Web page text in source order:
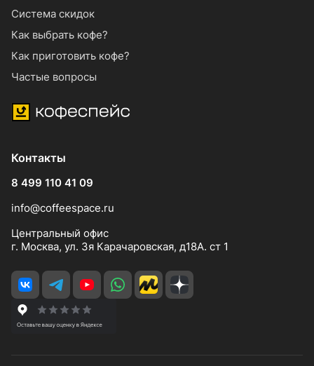
Система скидок
Как выбрать кофе?
Как приготовить кофе?
Частые вопросы
Контакты
8 499 110 41 09
info@coffeespace.ru
Центральный офис
г. Москва, ул. 3я Карачаровская, д18А. ст 1